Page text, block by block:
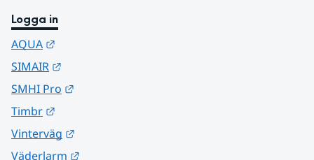
Logga in
AQUA
SIMAIR
SMHI Pro
Timbr
Vinterväg
Väderlarm